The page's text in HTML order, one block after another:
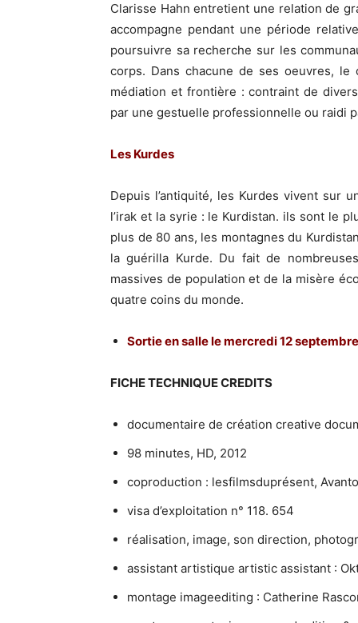
Clarisse Hahn entretient une relation de
accompagne pendant une période
poursuivre sa recherche sur les
corps. Dans chacune de ses oeuvres,
médiation et frontière : contraint de
par une gestuelle professionnelle ou raidi
Les Kurdes
Depuis l’antiquité, les Kurdes vivent sur
l’irak et la syrie : le Kurdistan. ils sont le
plus de 80 ans, les montagnes du
la guérilla Kurde. Du fait de
massives de population et de la misère
quatre coins du monde.
Sortie en salle le mercredi 12
FICHE TECHNIQUE CREDITS
documentaire de création creative
98 minutes, HD, 2012
coproduction : lesfilmsduprésent,
visa d’exploitation n° 118. 654
réalisation, image, son direction,
assistant artistique artistic assistant :
montage imageediting : Catherine